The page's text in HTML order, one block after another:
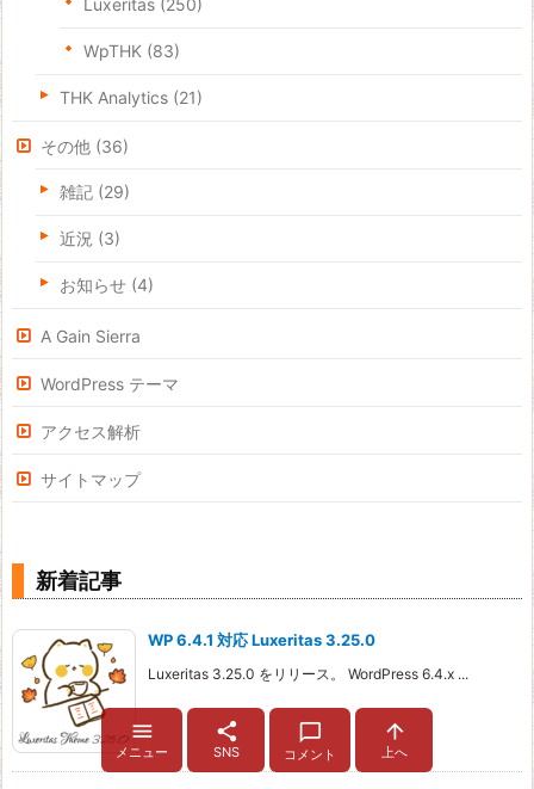
Luxeritas (250)
WpTHK (83)
THK Analytics (21)
その他 (36)
雑記 (29)
近況 (3)
お知らせ (4)
A Gain Sierra
WordPress テーマ
アクセス解析
サイトマップ
新着記事
WP 6.4.1 対応 Luxeritas 3.25.0
Luxeritas 3.25.0 をリリース。 WordPress 6.4.x ...

メニュー

SNS

コメント

上へ